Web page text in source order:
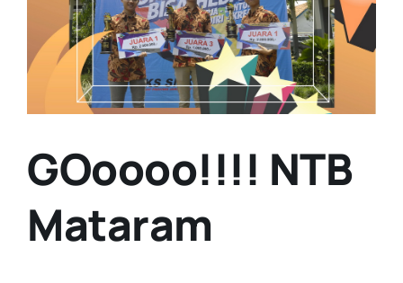
GOoooo!!!! NTB
Mataram